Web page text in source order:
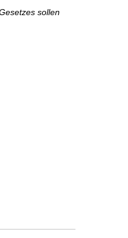
sollen